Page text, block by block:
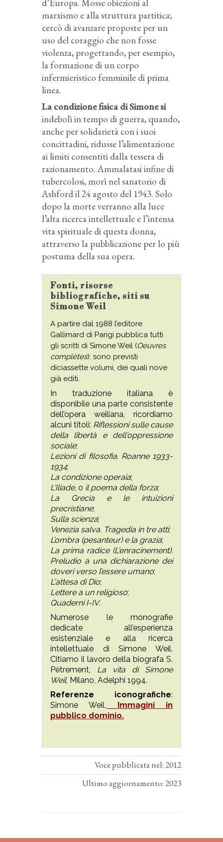
d’Europa. Mosse obiezioni al
marxismo e alla struttura partitica;
cercò di avanzare proposte per un
uso del coraggio che non fosse
violenza, progettando, per esempio,
la formazione di un corpo
infermieristico femminile di prima
linea.
La condizione fisica di Simone si
indebolì in tempo di guerra, quando,
anche per solidarietà con i suoi
concittadini, ridusse l’alimentazione
ai limiti consentiti dalla tessera di
razionamento. Ammalatasi infine di
tubercolosi, morì nel sanatorio di
Ashford il 24 agosto del 1943. Solo
dopo la morte verranno alla luce
l’alta ricerca intellettuale e l’intensa
vita spirituale di questa donna,
attraverso la pubblicazione per lo più
postuma della sua opera.
Fonti, risorse
bibliografiche, siti su
Simone Weil
A partire dal 1988 l’editore
Gallimard di Parigi pubblica tutti
gli scritti di Simone Weil (Oeuvres
complètes): sono previsti
diciassette volumi, dei quali nove
già editi.
In traduzione italiana è
disponibile una parte consistente
dell’opera weiliana, ricordiamo
alcuni titoli: Riflessioni sulle cause
della libertà e dell'oppressione
sociale;
Lezioni di filosofia. Roanne 1933-
1934;
La condizione operaia;
L'Iliade, o il poema della forza;
La Grecia e le intuizioni
precristiane;
Sulla scienza;
Venezia salva. Tragedia in tre atti;
L’ombra (pesanteur) e la grazia;
La prima radice (L'enracinement).
Preludio a una dichiarazione dei
doveri verso l’essere umano;
L'attesa di Dio;
Lettere a un religioso;
Quaderni I-IV.
Numerose le monografie
dedicate all’esperienza
esistenziale e alla ricerca
intellettuale di Simone Weil.
Citiamo il lavoro della biografa S.
Pétrement, La vita di Simone
Weil, Milano, Adelphi 1994.
Referenze iconografiche:
Simone Weil. Immagini in
pubblico dominio.
Voce pubblicata nel: 2012
Ultimo aggiornamento: 2023